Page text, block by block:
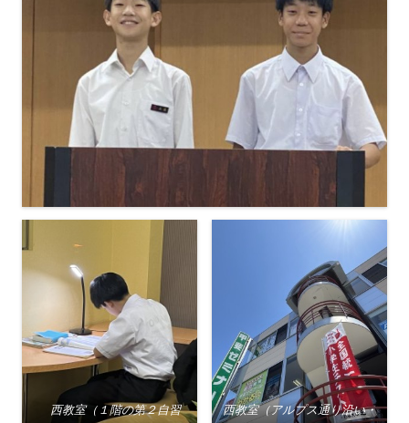
西教室（１階の第２自習
西教室（アルプス通り沿い・